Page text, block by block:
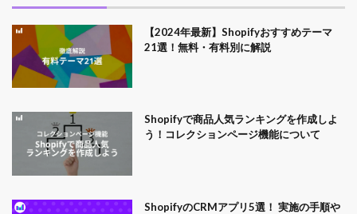
【2024年最新】Shopifyおすすめテーマ
21選！無料・有料別に解説
Shopifyで商品人気ランキングを作成しよ
う！コレクションページ機能について
ShopifyのCRMアプリ5選！ 実施の手順や